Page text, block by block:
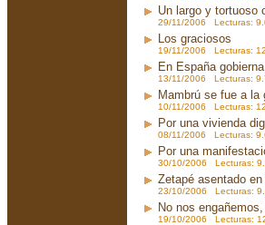
Un largo y tortuoso
29/11/2006 Lecturas:
Los graciosos
19/11/2006 Lecturas:
En España
13/11/2006 Lecturas:
Mambrú se fue a la
10/11/2006 Lecturas:
Por una vivienda
08/11/2006 Lecturas:
Por una
30/10/2006 Lecturas:
Zetapé asentado
23/10/2006 Lecturas:
No nos
19/10/2006 Lecturas: